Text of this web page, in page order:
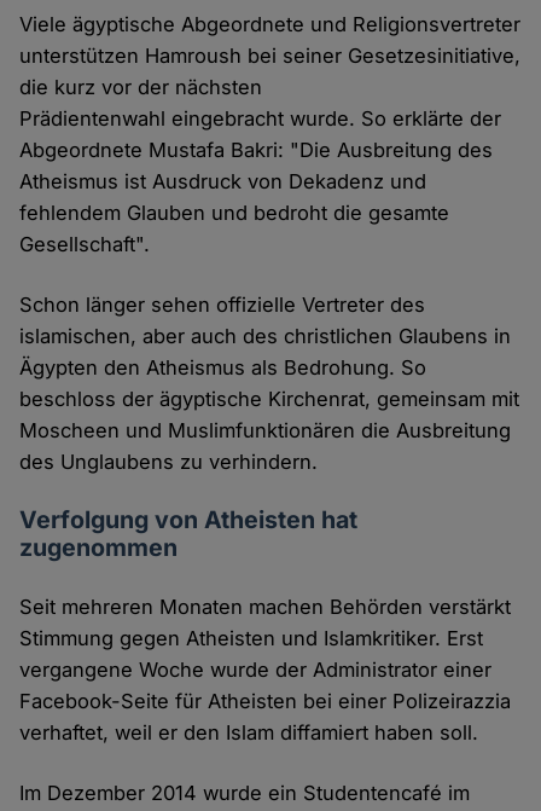
Viele ägyptische Abgeordnete und Religionsvertreter
unterstützen Hamroush bei seiner Gesetzesinitiative,
die kurz vor der nächsten
Prädientenwahl eingebracht wurde. So erklärte der
Abgeordnete Mustafa Bakri: "Die Ausbreitung des
Atheismus ist Ausdruck von Dekadenz und
fehlendem Glauben und bedroht die gesamte
Gesellschaft".
Schon länger sehen offizielle Vertreter des
islamischen, aber auch des christlichen Glaubens in
Ägypten den Atheismus als Bedrohung. So
beschloss der ägyptische Kirchenrat, gemeinsam mit
Moscheen und Muslimfunktionären die Ausbreitung
des Unglaubens zu verhindern.
Verfolgung von Atheisten hat
zugenommen
Seit mehreren Monaten machen Behörden verstärkt
Stimmung gegen Atheisten und Islamkritiker. Erst
vergangene Woche wurde der Administrator einer
Facebook-Seite für Atheisten bei einer Polizeirazzia
verhaftet, weil er den Islam diffamiert haben soll.
Im Dezember 2014 wurde ein Studentencafé im